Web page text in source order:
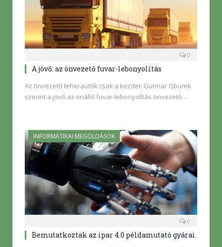
0
A jövő: az önvezető fuvar-lebonyolítás
Az önvezető teherautók csak a kezdet. Gunnar Gburek
szerint a jövő az önálló fuvar-lebonyolítás önvezető…
INFORMATIKAI MEGOLDÁSOK
0
Bemutatkoztak az ipar 4.0 példamutató gyárai